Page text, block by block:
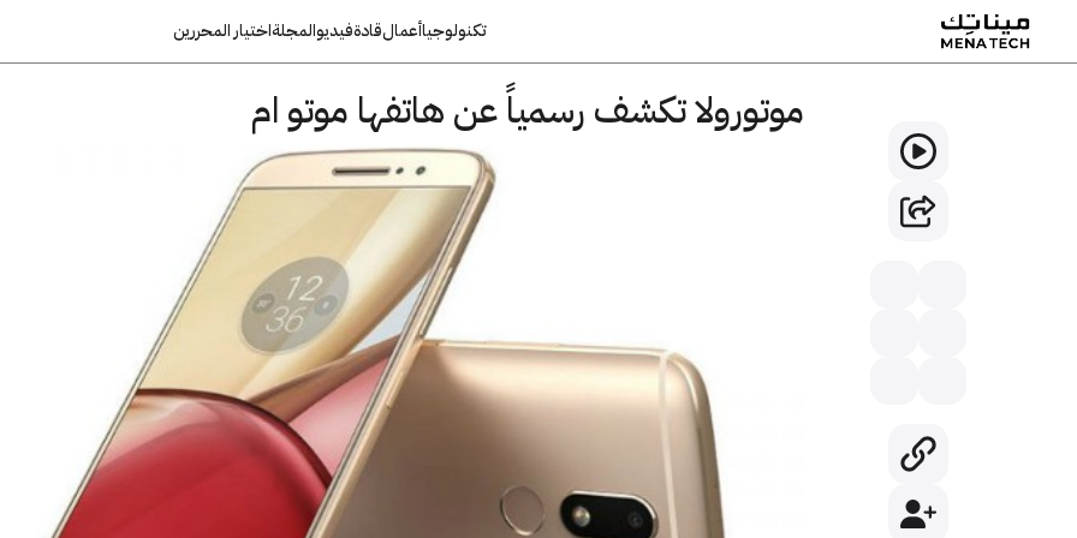
تكنولوجياأعمالقادةفيديوالمجلةاختيار المحررين
موتورولا تكشف رسمياً عن هاتفها موتو ام